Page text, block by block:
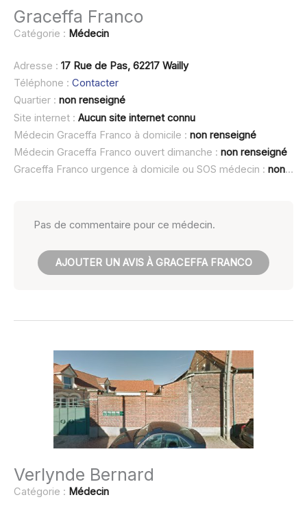
Graceffa Franco
Catégorie : Médecin
Adresse : 17 Rue de Pas, 62217 Wailly
Téléphone : Contacter
Quartier : non renseigné
Site internet : Aucun site internet connu
Médecin Graceffa Franco à domicile : non renseigné
Médecin Graceffa Franco ouvert dimanche : non renseigné
Graceffa Franco urgence à domicile ou SOS médecin : non renseigné
Pas de commentaire pour ce médecin.
AJOUTER UN AVIS À GRACEFFA FRANCO
Verlynde Bernard
Catégorie : Médecin